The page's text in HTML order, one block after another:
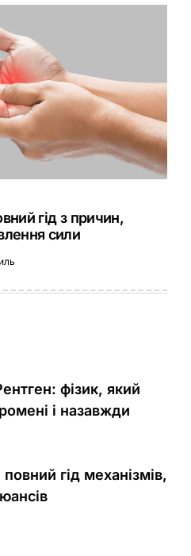
гід з причин,
сили
фізик, який
і назавжди
гід механізмів,